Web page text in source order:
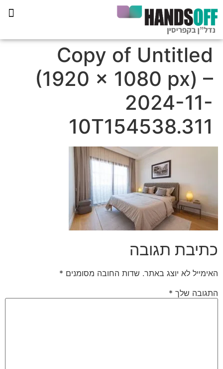
Copy of Untitled
(1920 × 1080 px) –
2024-11-
10T154538.311
כתיבת תגובה
האימייל לא יוצג באתר. שדות החובה מסומנים *
התגובה שלך *